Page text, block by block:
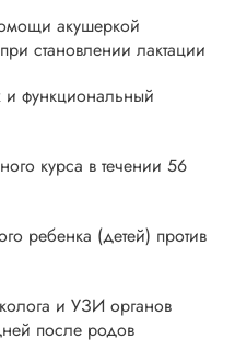
акушеркой
становлении лактации
и функциональный
курса в течении 56
ребенка (детей) против
и УЗИ органов
после родов